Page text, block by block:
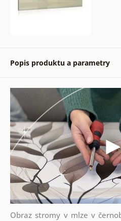
Popis produktu a parametry
Obraz stromy v mlze v